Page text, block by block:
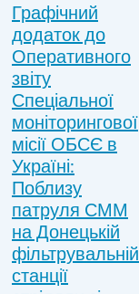
Графічний
додаток до
Оперативного
звіту
Спеціальної
моніторингової
місії ОБСЄ в
Україні:
Поблизу
патруля СММ
на Донецькій
фільтрувальній
станції